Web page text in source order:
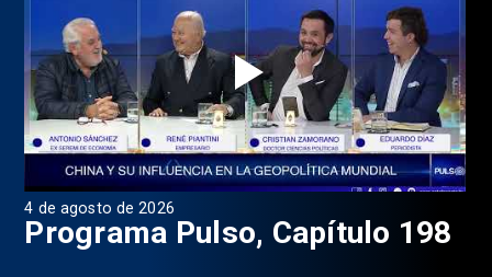
4 de agosto de 2026
Programa Pulso, Capítulo 198